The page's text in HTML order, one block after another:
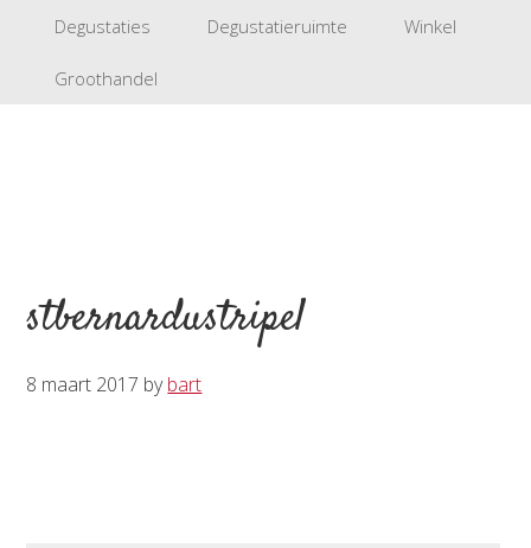
Degustaties Degustatieruimte Winkel
Groothandel
stbernardustripel
8 maart 2017 bybart